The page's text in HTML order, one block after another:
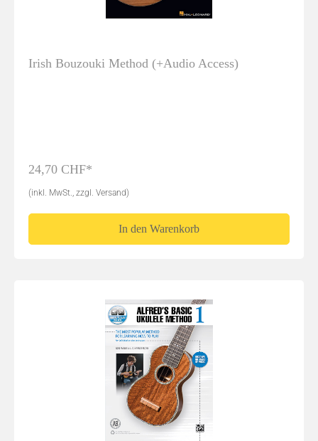
Irish Bouzouki Method (+Audio Access)
24,70 CHF*
(inkl. MwSt., zzgl. Versand)
In den Warenkorb